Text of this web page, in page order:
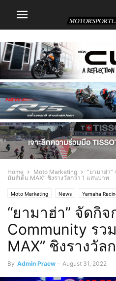
Home Moto Marketing
“ยามาฮ่า”
มันส์เต็ม MAX” ชิงรางวัลกว่า 1 แสนบาท
Moto Marketing News Yamaha
“ยามาฮ่า” จัดกิจ
Community รว
MAX” ชิงรางวั
By Admin Praew - August 31, 2022